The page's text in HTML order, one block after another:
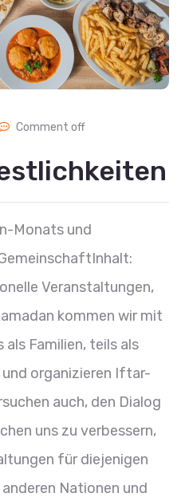
Comment off
Monats und
Veranstaltungen,
kommen wir mit
Familien, teils als
organizieren Iftar-
auch, den Dialog
uns zu verbessern,
für diejenigen
Nationen und